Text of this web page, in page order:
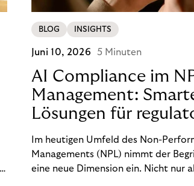
BLOG INSIGHTS
Juni 10, 2026 5 Minuten
AI Compliance im
Management:
Lösungen für
Sicherheit
Im heutigen Umfeld des Non-
Managements (NPL) nimmt der
eine neue Dimension ein. Nicht nur